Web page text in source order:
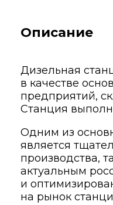
Описание
Дизельная
в качестве
предприятий,
Станция
Одним из
является
производства,
актуальным
и
на рынок